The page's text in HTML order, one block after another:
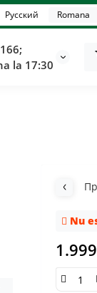
Русский Romana
la 17:30
Nu